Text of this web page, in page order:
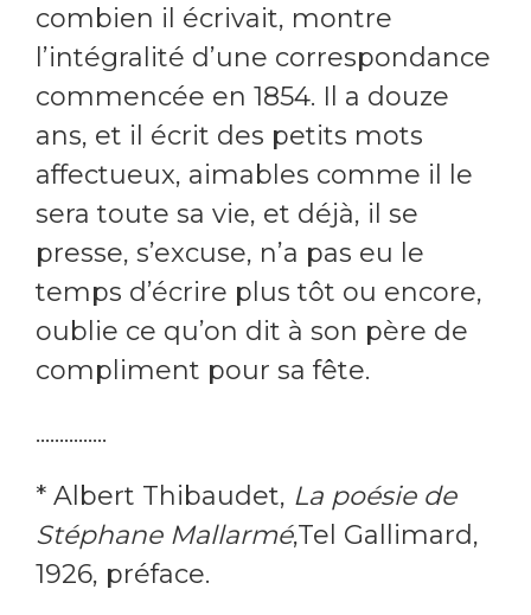
combien il écrivait, montre
l’intégralité d’une correspondance
commencée en 1854. Il a douze
ans, et il écrit des petits mots
affectueux, aimables comme il le
sera toute sa vie, et déjà, il se
presse, s’excuse, n’a pas eu le
temps d’écrire plus tôt ou encore,
oublie ce qu’on dit à son père de
compliment pour sa fête.
...............
* Albert Thibaudet, La poésie de
Stéphane Mallarmé,Tel Gallimard,
1926, préface.